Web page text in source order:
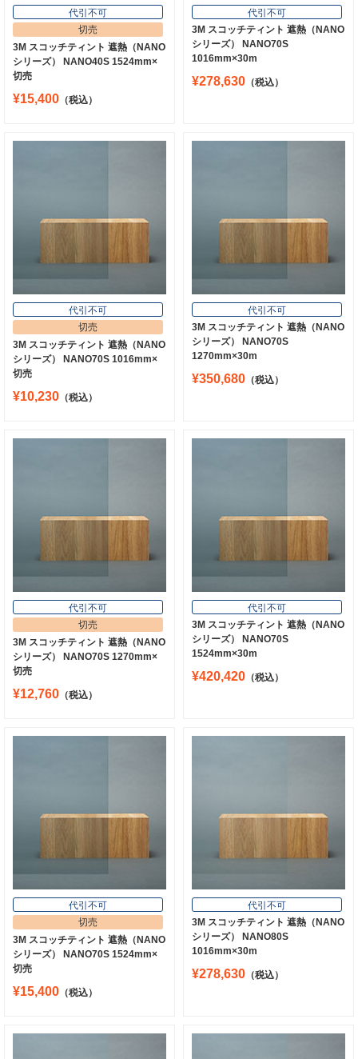
代引不可
切売
3M スコッチティント 遮熱（NANO
シリーズ） NANO40S 1524mm×
切売
¥15,400 （税込）
代引不可
3M スコッチティント 遮熱（NANO
シリーズ） NANO70S
1016mm×30m
¥278,630 （税込）
代引不可
切売
3M スコッチティント 遮熱（NANO
シリーズ） NANO70S 1016mm×
切売
¥10,230 （税込）
代引不可
3M スコッチティント 遮熱（NANO
シリーズ） NANO70S
1270mm×30m
¥350,680 （税込）
代引不可
切売
3M スコッチティント 遮熱（NANO
シリーズ） NANO70S 1270mm×
切売
¥12,760 （税込）
代引不可
3M スコッチティント 遮熱（NANO
シリーズ） NANO70S
1524mm×30m
¥420,420 （税込）
代引不可
切売
3M スコッチティント 遮熱（NANO
シリーズ） NANO70S 1524mm×
切売
¥15,400 （税込）
代引不可
3M スコッチティント 遮熱（NANO
シリーズ） NANO80S
1016mm×30m
¥278,630 （税込）